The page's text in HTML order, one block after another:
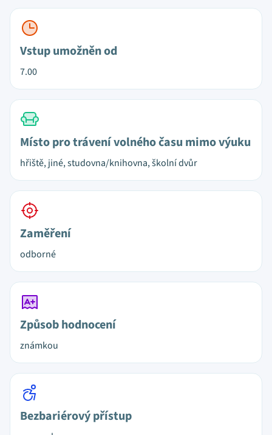
Vstup umožněn od
7.00
Místo pro trávení volného času mimo výuku
hřiště, jiné, studovna/knihovna, školní dvůr
Zaměření
odborné
Způsob hodnocení
známkou
Bezbariérový přístup